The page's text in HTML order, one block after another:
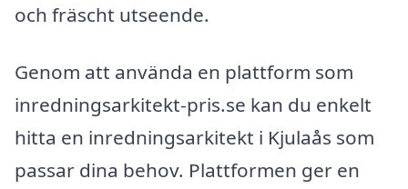
och fräscht utseende.
Genom att använda en plattform som
inredningsarkitekt-pris.se kan du enkelt
hitta en inredningsarkitekt i Kjulaås som
passar dina behov. Plattformen ger en